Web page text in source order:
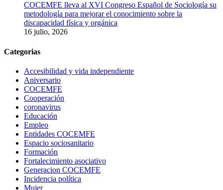
COCEMFE lleva al XVI Congreso Español de Sociología su
metodología para mejorar el conocimiento sobre la
discapacidad física y orgánica
16 julio, 2026
Categorias
Accesibilidad y vida independiente
Aniversario
COCEMFE
Cooperación
coronavirus
Educación
Empleo
Entidades COCEMFE
Espacio sociosanitario
Formación
Fortalecimiento asociativo
Generacion COCEMFE
Incidencia política
Mujer